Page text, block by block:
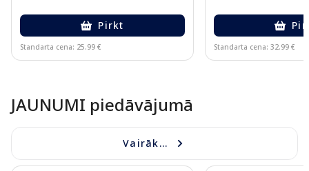
Pirkt
Standarta cena: 25.99 € Standarta cena: 32.99 €
JAUNUMI piedāvājumā
Vairāk...